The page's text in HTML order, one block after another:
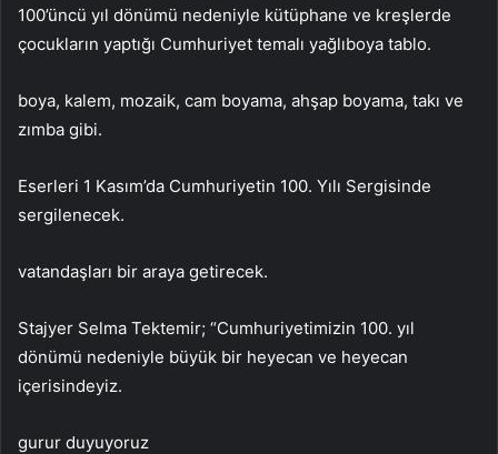
100’üncü yıl dönümü nedeniyle kütüphane ve kreşlerde
çocukların yaptığı Cumhuriyet temalı yağlıboya tablo.
boya, kalem, mozaik, cam boyama, ahşap boyama, takı ve
zımba gibi.
Eserleri 1 Kasım’da Cumhuriyetin 100. Yılı Sergisinde
sergilenecek.
vatandaşları bir araya getirecek.
Stajyer Selma Tektemir; “Cumhuriyetimizin 100. yıl
dönümü nedeniyle büyük bir heyecan ve heyecan
içerisindeyiz.
gurur duyuyoruz